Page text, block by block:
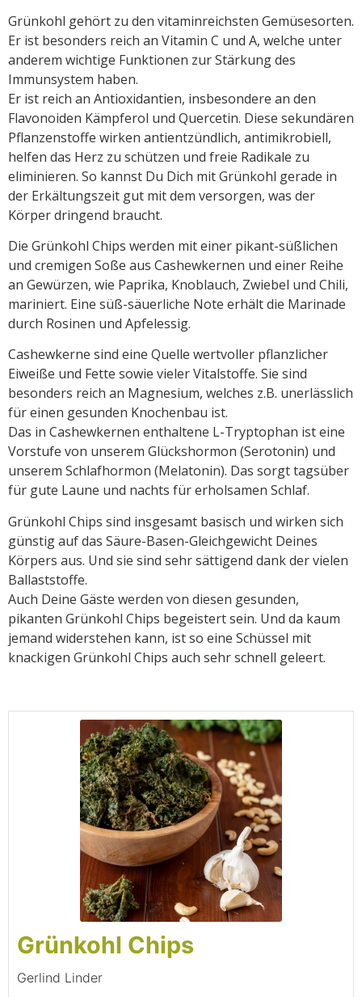
Grünkohl gehört zu den vitaminreichsten Gemüsesorten.
Er ist besonders reich an Vitamin C und A, welche unter
anderem wichtige Funktionen zur Stärkung des
Immunsystem haben.
Er ist reich an Antioxidantien, insbesondere an den
Flavonoiden Kämpferol und Quercetin. Diese sekundären
Pflanzenstoffe wirken antientzündlich, antimikrobiell,
helfen das Herz zu schützen und freie Radikale zu
eliminieren. So kannst Du Dich mit Grünkohl gerade in
der Erkältungszeit gut mit dem versorgen, was der
Körper dringend braucht.
Die Grünkohl Chips werden mit einer pikant-süßlichen
und cremigen Soße aus Cashewkernen und einer Reihe
an Gewürzen, wie Paprika, Knoblauch, Zwiebel und Chili,
mariniert. Eine süß-säuerliche Note erhält die Marinade
durch Rosinen und Apfelessig.
Cashewkerne sind eine Quelle wertvoller pflanzlicher
Eiweiße und Fette sowie vieler Vitalstoffe. Sie sind
besonders reich an Magnesium, welches z.B. unerlässlich
für einen gesunden Knochenbau ist.
Das in Cashewkernen enthaltene L-Tryptophan ist eine
Vorstufe von unserem Glückshormon (Serotonin) und
unserem Schlafhormon (Melatonin). Das sorgt tagsüber
für gute Laune und nachts für erholsamen Schlaf.
Grünkohl Chips sind insgesamt basisch und wirken sich
günstig auf das Säure-Basen-Gleichgewicht Deines
Körpers aus. Und sie sind sehr sättigend dank der vielen
Ballaststoffe.
Auch Deine Gäste werden von diesen gesunden,
pikanten Grünkohl Chips begeistert sein. Und da kaum
jemand widerstehen kann, ist so eine Schüssel mit
knackigen Grünkohl Chips auch sehr schnell geleert.
Grünkohl Chips
Gerlind Linder